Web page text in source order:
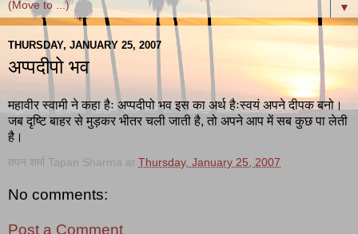
▼
THURSDAY, JANUARY 25, 2007
अप्पदीपो भव
महावीर स्वामी ने कहा हैः अप्पदीपो भव इस का अर्थ हैःस्वयं अपने दीपक बनो।
जब दृष्टि बाहर से मुड़कर भीतर चली जाती है, तो अपने आप में सब कुछ पा लेती
है।
तपन शर्मा Tapan Sharma at Thursday, January 25, 2007
No comments:
Post a Comment